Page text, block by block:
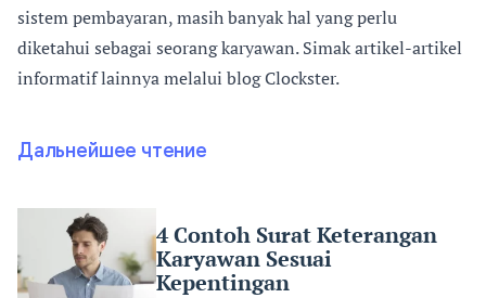
sistem pembayaran, masih banyak hal yang perlu
diketahui sebagai seorang karyawan. Simak artikel-artikel
informatif lainnya melalui blog Clockster.
Дальнейшее чтение
4 Contoh Surat Keterangan
Karyawan Sesuai
Kepentingan